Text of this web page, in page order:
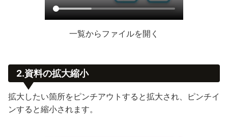
一覧からファイルを開く
2.資料の拡大縮小
拡大したい箇所をピンチアウトすると拡大され、ピンチイ
ンすると縮小されます。